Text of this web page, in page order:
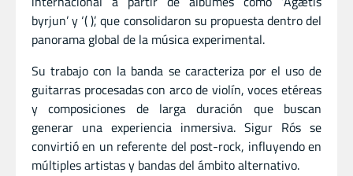
byrjun’ y ‘( )’, que consolidaron su propuesta dentro del
panorama global de la música experimental.
Su trabajo con la banda se caracteriza por el uso de
guitarras procesadas con arco de violín, voces etéreas
y composiciones de larga duración que buscan
generar una experiencia inmersiva. Sigur Rós se
convirtió en un referente del post-rock, influyendo en
múltiples artistas y bandas del ámbito alternativo.